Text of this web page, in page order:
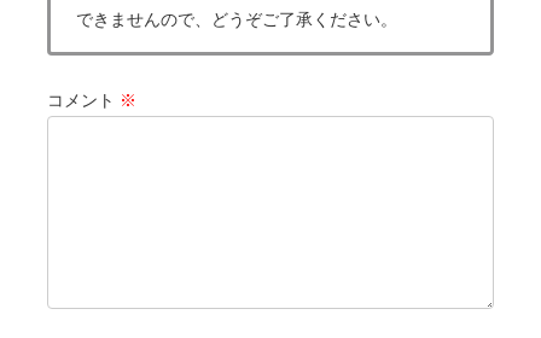
できませんので、どうぞご了承ください。
コメント ※